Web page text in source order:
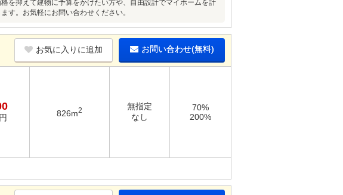
を抑えて建物に予算をかけたい方や、自由設計でマイホームを計
す。お気軽にお問い合わせください。
お気に入りに追加 お問い合わせ(無料)
826m2
無指定
なし
70%
200%